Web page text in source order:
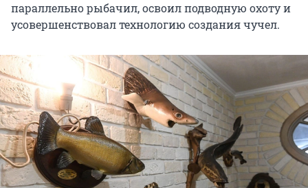
параллельно рыбачил, освоил подводную охоту и
усовершенствовал технологию создания чучел.